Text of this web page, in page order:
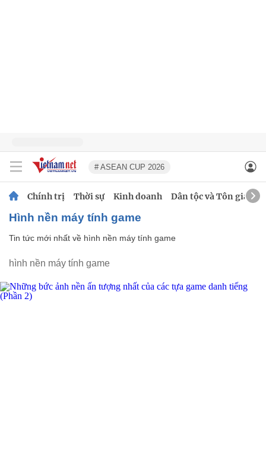
# ASEAN CUP 2026
Chính trị Thời sự Kinh doanh Dân tộc và Tôn giáo
hình nền máy tính game
Tin tức mới nhất về hình nền máy tính game
hình nền máy tính game